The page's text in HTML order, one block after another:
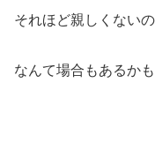
それほど親しくない
なんて場合もあるか